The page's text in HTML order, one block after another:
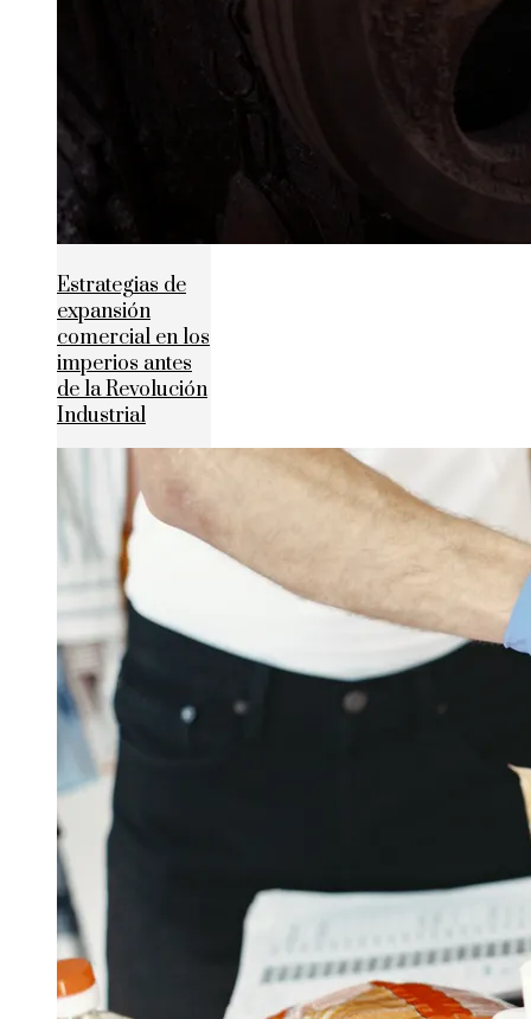
Estrategias de
expansión
comercial en los
imperios antes
de la Revolución
Industrial